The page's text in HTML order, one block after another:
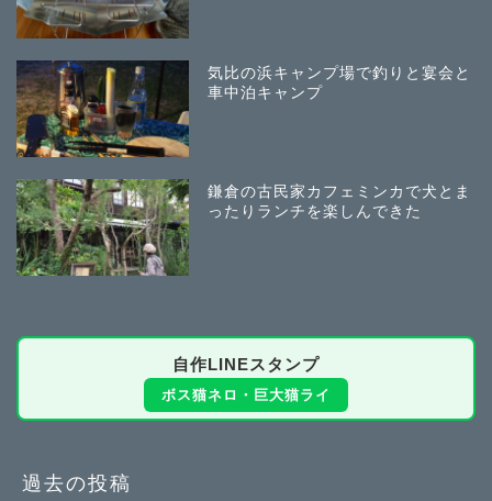
気比の浜キャンプ場で釣りと宴会と
車中泊キャンプ
鎌倉の古民家カフェミンカで犬とま
ったりランチを楽しんできた
自作LINEスタンプ
ボス猫ネロ・巨大猫ライ
過去の投稿